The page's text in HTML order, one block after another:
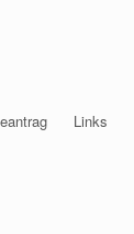
Links